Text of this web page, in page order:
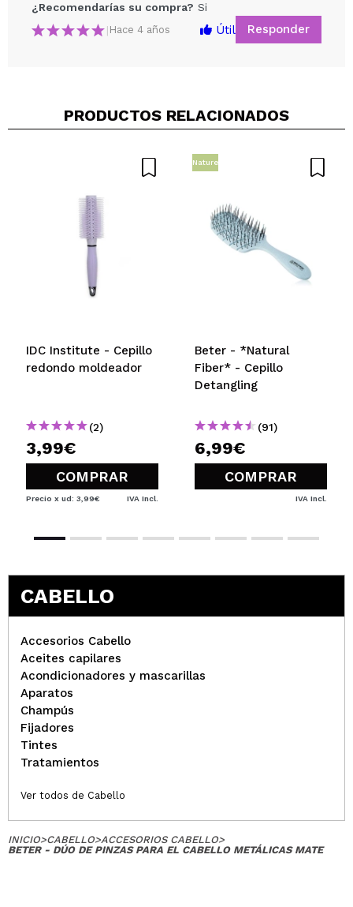
¿Recomendarías su compra?
5/5
¿Recomendarías su compra? Si
| Hace 4 años Útil Responder
PRODUCTOS RELACIONADOS
IDC Institute - Cepillo
redondo moldeador
(2)
3,99€
COMPRAR
Precio x ud: 3,99€ IVA Incl.
Nature
Beter - *Natural
Fiber* - Cepillo
Detangling
(91)
6,99€
COMPRAR
IVA Incl.
CABELLO
Accesorios Cabello
Aceites capilares
Acondicionadores y mascarillas
Aparatos
Champús
Fijadores
Tintes
Tratamientos
Ver todos de Cabello
INICIO>CABELLO>ACCESORIOS CABELLO>
BETER - DÚO DE PINZAS PARA EL CABELLO METÁLICAS MATE